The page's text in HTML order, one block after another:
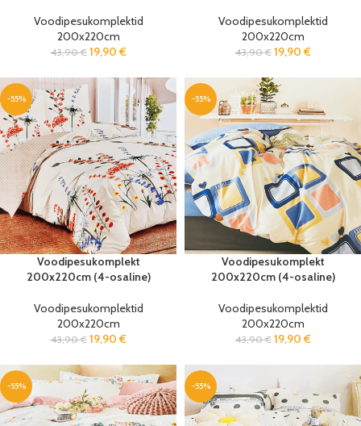
Voodipesukomplektid
200x220cm
43,90€ 19,90 €
Voodipesukomplektid
200x220cm
43,90€ 19,90 €
-55%
Voodipesukomplekt
200x220cm (4-osaline)
Voodipesukomplektid
200x220cm
43,90€ 19,90 €
-55%
Voodipesukomplekt
200x220cm (4-osaline)
Voodipesukomplektid
200x220cm
43,90€ 19,90 €
-55% -55%